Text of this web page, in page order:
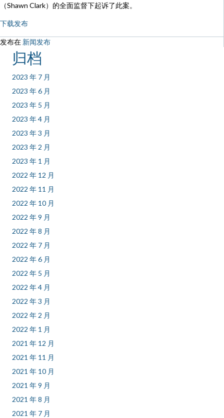
（Shawn Clark）的全面监督下起诉了此案。
下载发布
发布在 新闻发布
归档
2023 年 7 月
2023 年 6 月
2023 年 5 月
2023 年 4 月
2023 年 3 月
2023 年 2 月
2023 年 1 月
2022 年 12 月
2022 年 11 月
2022 年 10 月
2022 年 9 月
2022 年 8 月
2022 年 7 月
2022 年 6 月
2022 年 5 月
2022 年 4 月
2022 年 3 月
2022 年 2 月
2022 年 1 月
2021 年 12 月
2021 年 11 月
2021 年 10 月
2021 年 9 月
2021 年 8 月
2021 年 7 月